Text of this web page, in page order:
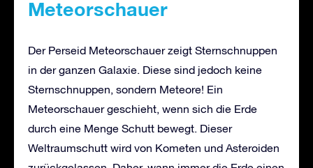
Meteorschauer
Der Perseid Meteorschauer zeigt Sternschnuppen
in der ganzen Galaxie. Diese sind jedoch keine
Sternschnuppen, sondern Meteore! Ein
Meteorschauer geschieht, wenn sich die Erde
durch eine Menge Schutt bewegt. Dieser
Weltraumschutt wird von Kometen und Asteroiden